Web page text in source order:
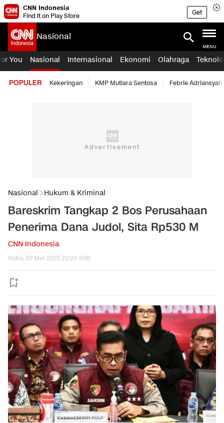
CNN Indonesia
Find it on Play Store
Get
Nasional
MENU
You Nasional Internasional Ekonomi Olahraga
POPULER Kekeringan KMP Mutiara Sentosa Febrie Adriansyah
Nasional Hukum & Kriminal
Bareskrim Tangkap 2 Bos Perusahaan
Penerima Dana Judol, Sita Rp530 M
CNN Indonesia
Rabu, 07 Mei 2025 22:20 WIB